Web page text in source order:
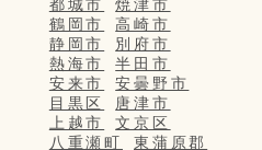
都城市
焼津市
鶴岡市
高崎市
静岡市
別府市
熱海市
半田市
安来市
安曇野市
目黒区
唐津市
上越市
文京区
八重瀬町
東蒲原郡